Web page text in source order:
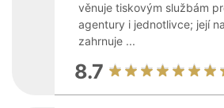
věnuje tiskovým službám
agentury i jednotlivce; její
zahrnuje ...
8.7